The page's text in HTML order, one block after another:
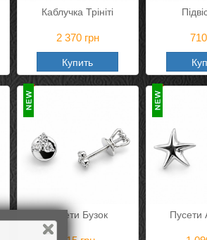
Каблучка Трініті
2 370грн
Купить
710
Пусети Бузок Пусети